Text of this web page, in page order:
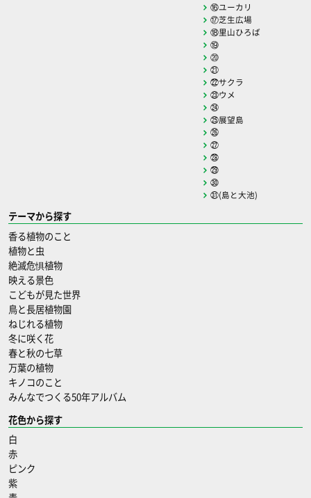
⑯ユーカリ
⑰芝生広場
⑱里山ひろば
⑲
⑳
㉑
㉒サクラ
㉓ウメ
㉔
㉕展望島
㉖
㉗
㉘
㉙
㉚
㉛(島と大池)
テーマから探す
香る植物のこと
植物と虫
絶滅危惧植物
映える景色
こどもが見た世界
鳥と長居植物園
ねじれる植物
冬に咲く花
春と秋の七草
万葉の植物
キノコのこと
みんなでつくる50年アルバム
花色から探す
白
赤
ピンク
紫